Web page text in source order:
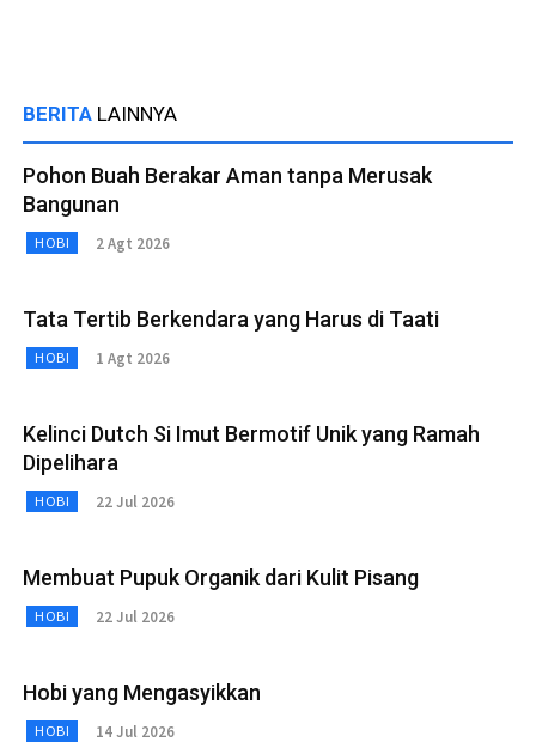
BERITA LAINNYA
Pohon Buah Berakar Aman tanpa Merusak
Bangunan
HOBI 2 Agt 2026
Tata Tertib Berkendara yang Harus di Taati
HOBI 1 Agt 2026
Kelinci Dutch Si Imut Bermotif Unik yang Ramah
Dipelihara
HOBI 22 Jul 2026
Membuat Pupuk Organik dari Kulit Pisang
HOBI 22 Jul 2026
Hobi yang Mengasyikkan
HOBI 14 Jul 2026